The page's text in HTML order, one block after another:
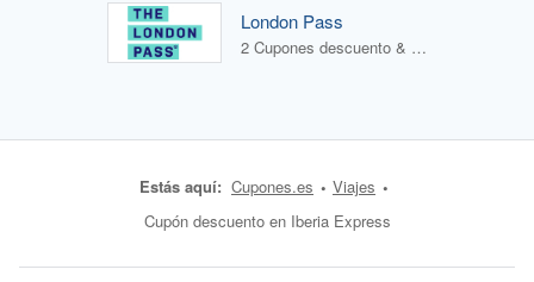
London Pass
2 Cupones descuento & 0 Ofertas
Estás aquí: Cupones.es
Viajes
Cupón descuento en Iberia Express